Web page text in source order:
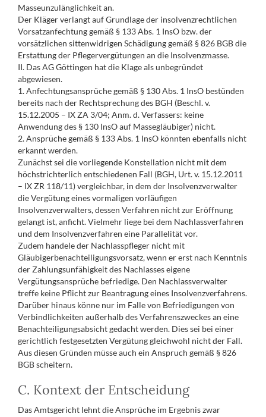
Masseunzulänglichkeit an.
Der Kläger verlangt auf Grundlage der insolvenzrechtlichen
Vorsatzanfechtung gemäß § 133 Abs. 1 InsO bzw. der
vorsätzlichen sittenwidrigen Schädigung gemäß § 826 BGB die
Erstattung der Pflegervergütungen an die Insolvenzmasse.
II. Das AG Göttingen hat die Klage als unbegründet
abgewiesen.
1. Anfechtungsansprüche gemäß § 130 Abs. 1 InsO bestünden
bereits nach der Rechtsprechung des BGH (Beschl. v.
15.12.2005 – IX ZA 3/04; Anm. d. Verfassers: keine
Anwendung des § 130 InsO auf Massegläubiger) nicht.
2. Ansprüche gemäß § 133 Abs. 1 InsO könnten ebenfalls nicht
erkannt werden.
Zunächst sei die vorliegende Konstellation nicht mit dem
höchstrichterlich entschiedenen Fall (BGH, Urt. v. 15.12.2011
– IX ZR 118/11) vergleichbar, in dem der Insolvenzverwalter
die Vergütung eines vormaligen vorläufigen
Insolvenzverwalters, dessen Verfahren nicht zur Eröffnung
gelangt ist, anficht. Vielmehr liege bei dem Nachlassverfahren
und dem Insolvenzverfahren eine Parallelität vor.
Zudem handele der Nachlasspfleger nicht mit
Gläubigerbenachteiligungsvorsatz, wenn er erst nach Kenntnis
der Zahlungsunfähigkeit des Nachlasses eigene
Vergütungsansprüche befriedige. Den Nachlassverwalter
treffe keine Pflicht zur Beantragung eines Insolvenzverfahrens.
Darüber hinaus könne nur im Falle von Befriedigungen von
Verbindlichkeiten außerhalb des Verfahrenszweckes an eine
Benachteiligungsabsicht gedacht werden. Dies sei bei einer
gerichtlich festgesetzten Vergütung gleichwohl nicht der Fall.
Aus diesen Gründen müsse auch ein Anspruch gemäß § 826
BGB scheitern.
C. Kontext der Entscheidung
Das Amtsgericht lehnt die Ansprüche im Ergebnis zwar